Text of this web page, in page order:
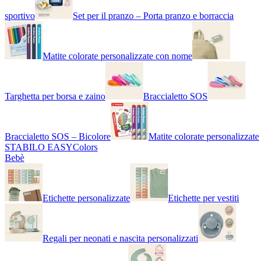
sportivo Set per il pranzo – Porta pranzo e borraccia
Matite colorate personalizzate con nome
Targhetta per borsa e zaino Braccialetto SOS
Braccialetto SOS – Bicolore
Matite colorate personalizzate
STABILO EASYColors
Bebè
Etichette personalizzate Etichette per vestiti
Regali per neonati e nascita personalizzati